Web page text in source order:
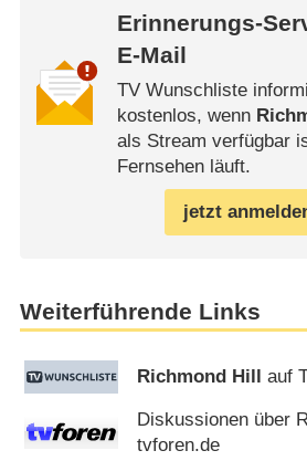
Erinnerungs-
E-Mail
TV Wunschliste
kostenlos, wenn
als Stream verfügbar
Fernsehen läuft.
jetzt
Weiterführende Links
Richmond Hill auf
Diskussionen über
tvforen.de